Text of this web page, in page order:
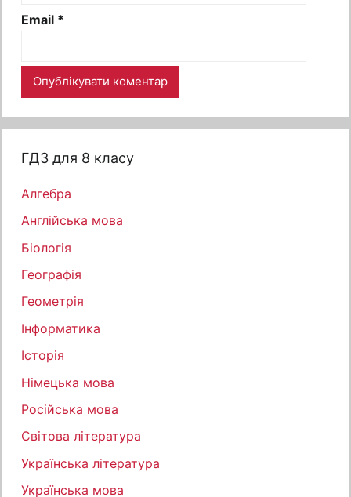
Email *
ГДЗ для 8 класу
Алгебра
Англійська мова
Біологія
Географія
Геометрія
Інформатика
Історія
Німецька мова
Російська мова
Світова література
Українська література
Українська мова